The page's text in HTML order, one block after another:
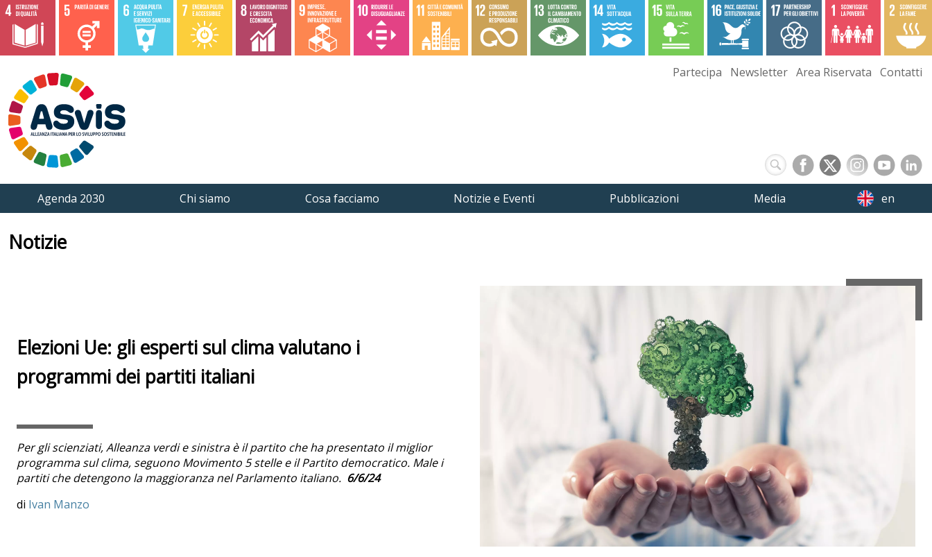
Partecipa Newsletter Area Riservata Contatti
Agenda 2030 Chi siamo Cosa facciamo Notizie e Eventi Pubblicazioni Media en
Notizie
Elezioni Ue: gli esperti sul clima valutano i
programmi dei partiti italiani
Per gli scienziati, Alleanza verdi e sinistra è il partito che ha presentato il miglior
programma sul clima, seguono Movimento 5 stelle e il Partito democratico. Male i
partiti che detengono la maggioranza nel Parlamento italiano. 6/6/24
Ivan Manzo